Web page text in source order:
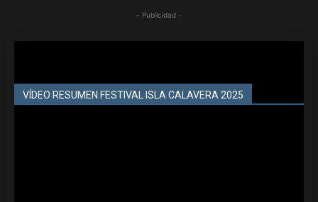
- Publicidad -
VÍDEO RESUMEN FESTIVAL ISLA CALAVERA 2025